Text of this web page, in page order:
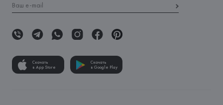
Скачать
в App Store
Скачать
в Google Play